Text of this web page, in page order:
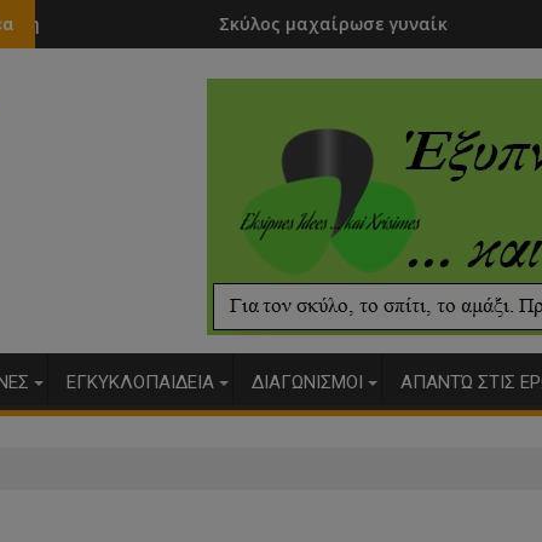
Σκύλος μαχαίρωσε γυναίκα....
ΕΓΚΥΚΛΟΠΑΙΔΕΙΑ ΔΙΑΓΩΝΙΣΜΟΙ ΑΠΑΝΤΏ ΣΤΙΣ